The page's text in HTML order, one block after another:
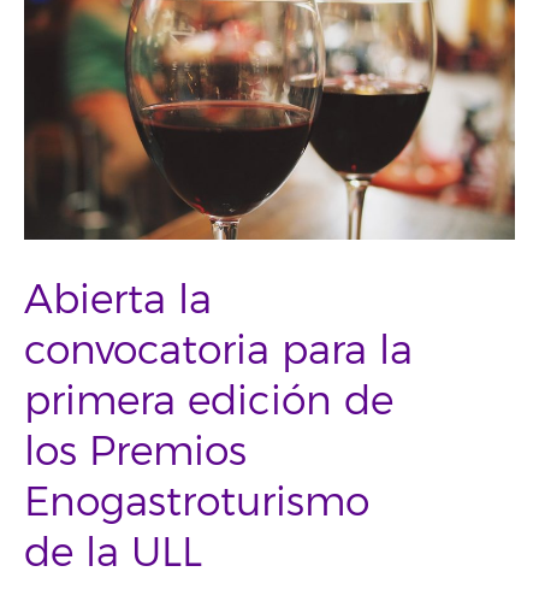
Abierta la
convocatoria para la
primera edición de
los Premios
Enogastroturismo
de la ULL